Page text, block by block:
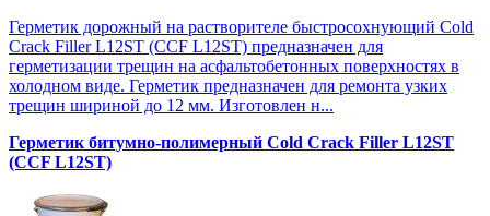
Герметик дорожный на растворителе быстросохнующий Cold
Crack Filler L12SТ (CCF L12SТ) предназначен для
герметизации трещин на асфальтобетонных поверхностях в
холодном виде. Герметик предназначен для ремонта узких
трещин шириной до 12 мм. Изготовлен н...
Герметик битумно-полимерный Cold Crack Filler L12SТ
(CCF L12SТ)